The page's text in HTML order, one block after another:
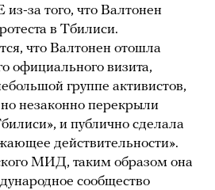
за того, что Валтонен
в Тбилиси.
что Валтонен отошла
официального визита,
группе активистов,
незаконно перекрыли
и публично сделала
действительности».
МИД, таким образом она
сообщество